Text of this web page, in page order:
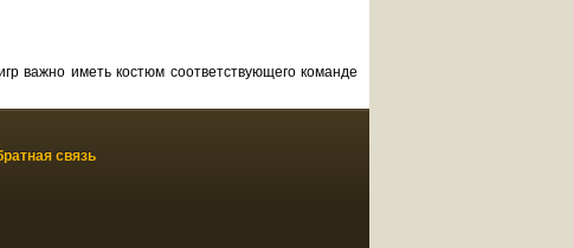
важно иметь костюм соответствующего команде
связь